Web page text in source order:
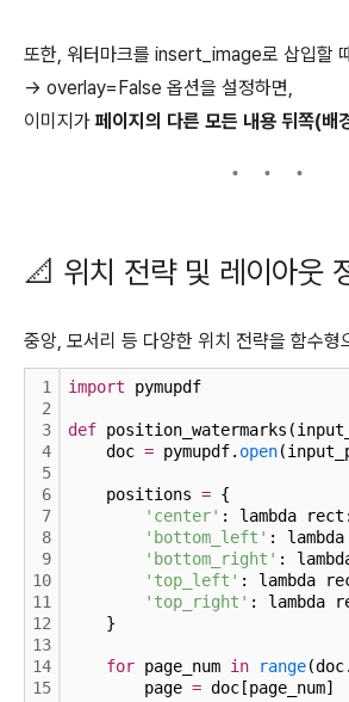
또한, 워터마크를 insert_image로 삽입할
→ overlay=False 옵션을 설정하면,
이미지가 페이지의 다른 모든 내용 뒤쪽(배
📐 위치 전략 및 레이아웃
중앙, 모서리 등 다양한 위치 전략을 함수형
1
2
3
4
5
6
7
8
9
10
11
12
13
14
15
import pymupdf
def
doc = pymupdf. open
positions = {
'center' : lambda
'bottom_left' :
'bottom_right' :
'top_left' : lambda
'top_right' : lambda
}
for page_num in range
page = doc[page_num]